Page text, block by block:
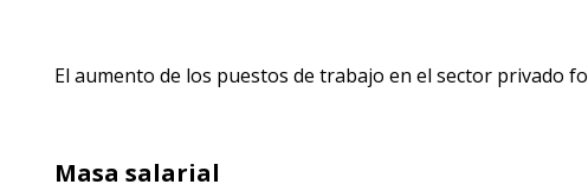
El aumento de los puestos de trabajo en el sector privado
Masa salarial